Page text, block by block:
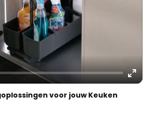
voor jouw Keuken